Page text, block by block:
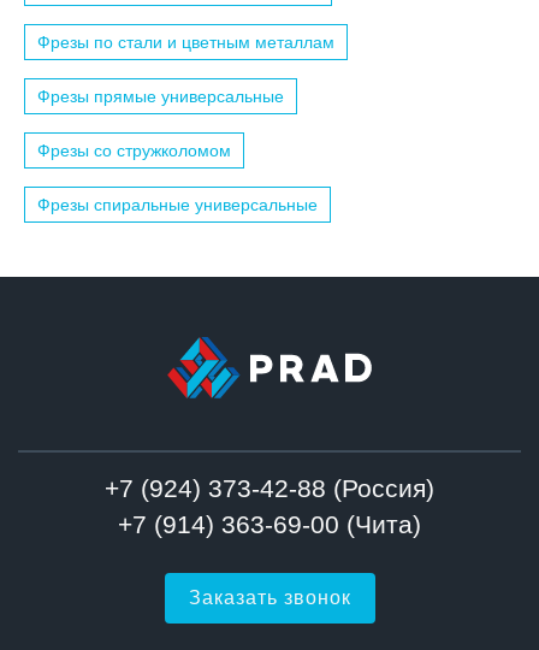
Фрезы по стали и цветным металлам
Фрезы прямые универсальные
Фрезы со стружколомом
Фрезы спиральные универсальные
+7 (924) 373-42-88 (Россия)
+7 (914) 363-69-00 (Чита)
Заказать звонок